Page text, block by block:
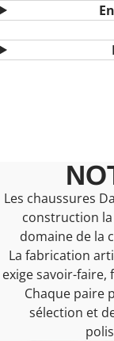
Les chaussures
construction
domaine de la
La fabrication
exige savoir-
Chaque paire
sélection et